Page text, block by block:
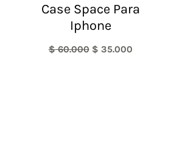
Case Space Para
Iphone
$60.000 $ 35.000